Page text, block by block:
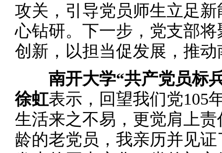
攻关，引导党员师生立足
心钻研。下一步，党支部
创新，以担当促发展，推
南开大学“共产党员标
徐虹表示，回望我们党105
生活来之不易，更觉肩上
龄的老党员，我亲历并见